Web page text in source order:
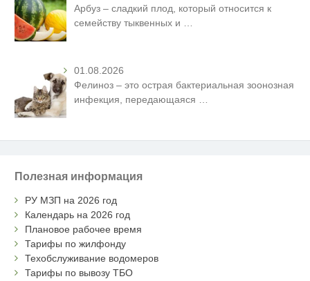
Арбуз – сладкий плод, который относится к
семейству тыквенных и
01.08.2026
Фелиноз – это острая бактериальная зоонозная
инфекция, передающаяся
Полезная информация
РУ МЗП на 2026 год
Календарь на 2026 год
Плановое рабочее время
Тарифы по жилфонду
Техобслуживание водомеров
Тарифы по вывозу ТБО